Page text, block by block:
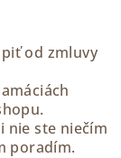
od zmluvy
nie ste niečím
poradím.